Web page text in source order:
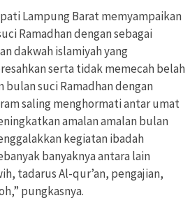
Lampung Barat memyampaikan
Ramadhan dengan sebagai
dakwah islamiyah yang
serta tidak memecah belah
bulan suci Ramadhan dengan
saling menghormati antar umat
amalan amalan bulan
kegiatan ibadah
banyaknya antara lain
tadarus Al-qur’an, pengajian,
pungkasnya.